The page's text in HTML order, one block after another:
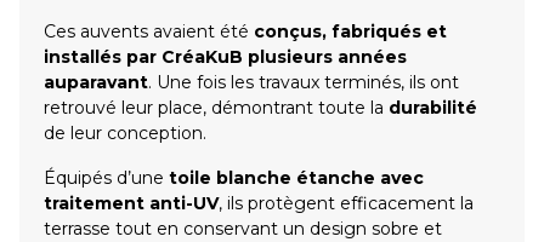
Ces auvents avaient été conçus, fabriqués et
installés par CréaKuB plusieurs années
auparavant. Une fois les travaux terminés, ils ont
retrouvé leur place, démontrant toute la durabilité
de leur conception.
Équipés d’une toile blanche étanche avec
traitement anti-UV, ils protègent efficacement la
terrasse tout en conservant un design sobre et